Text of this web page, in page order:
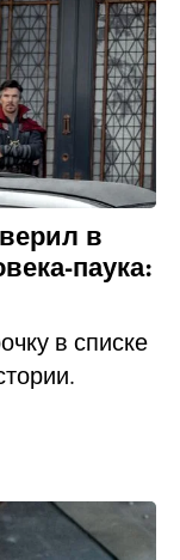
в
паука:
в списке